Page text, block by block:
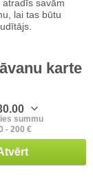
atradīs savām
lai tas būtu
karte
summu
- 200 €